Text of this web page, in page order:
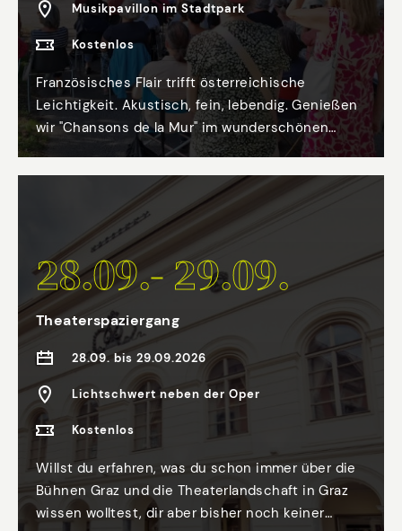
Musikpavillon im Stadtpark
Kostenlos
Französisches Flair trifft österreichische
Leichtigkeit. Akustisch, fein, lebendig. Genießen
wir "Chansons de la Mur" im wunderschönen
Grazer Stadtpark, der vor mehr als 150 Jahren als
Erholungsort für Grazerinnen und Grazer angelegt
28.09.- 29.09.
Theaterspaziergang
28.09. bis 29.09.2026
Lichtschwert neben der Oper
Kostenlos
Willst du erfahren, was du schon immer über die
Bühnen Graz und die Theaterlandschaft in Graz
wissen wolltest, dir aber bisher noch keiner